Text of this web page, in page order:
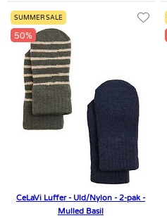
SUMMER SALE
50%
CeLaVi Luffer - Uld/Nylon - 2-pak -
Mulled Basil